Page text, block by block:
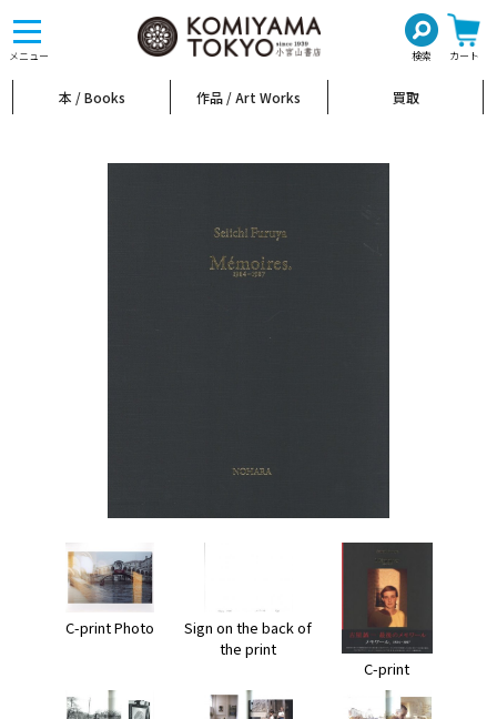
メニュー 検索 カート
toggle
navigation
本 / Books 作品 / Art Works 買取
C-print Photo
Sign on the back of
the print
C-print